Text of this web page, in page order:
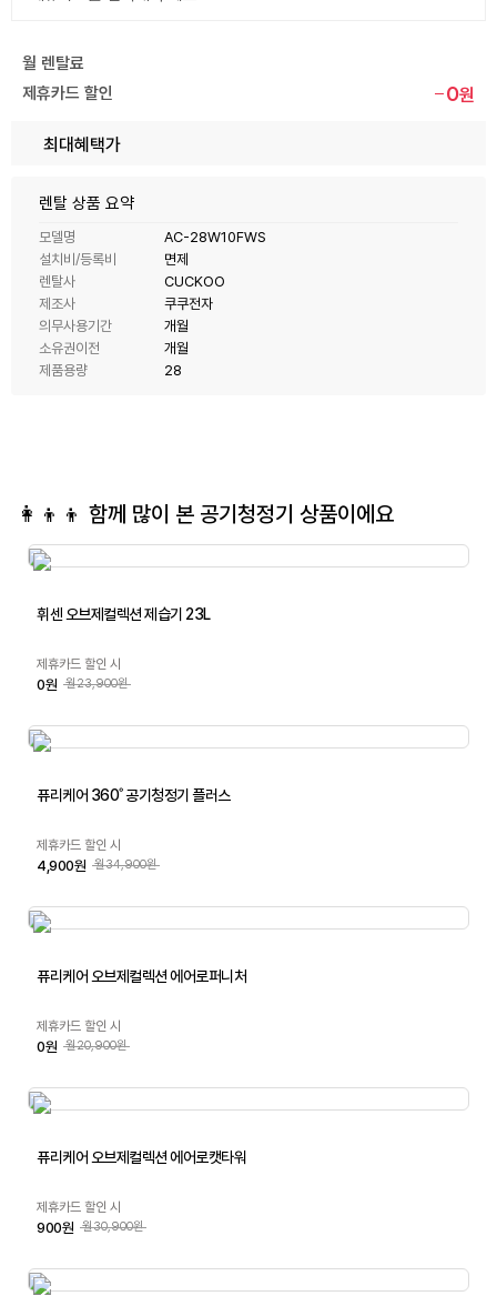
월 렌탈료
제휴카드 할인
0원
최대혜택가
렌탈 상품 요약
모델명
AC-28W10FWS
설치비/등록비
면제
렌탈사
CUCKOO
제조사
쿠쿠전자
의무사용기간
개월
소유권이전
개월
제품용량
28
👩‍👦‍👦 함께 많이 본 공기청정기 상품이에요
휘센 오브제컬렉션 제습기 23L
제휴카드 할인 시
0원 월23,900원
퓨리케어 360˚ 공기청정기 플러스
제휴카드 할인 시
4,900원 월34,900원
퓨리케어 오브제컬렉션 에어로퍼니처
제휴카드 할인 시
0원 월20,900원
퓨리케어 오브제컬렉션 에어로캣타워
제휴카드 할인 시
900원 월30,900원